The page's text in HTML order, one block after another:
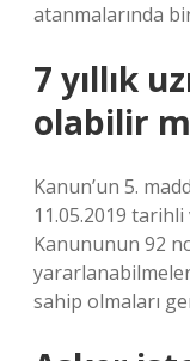
atanmalarında
7 yıllık
olabilir
Kanun’un 5.
11.05.2019 tarihli
Kanununun 92
sahip olmaları